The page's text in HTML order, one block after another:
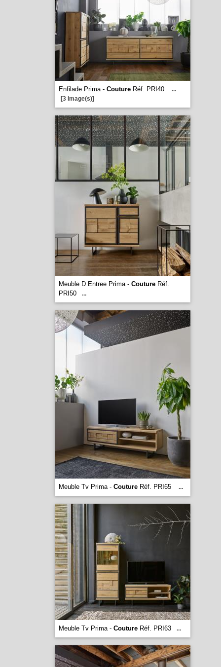
Enfilade Prima - CoutureRéf. PRI40
...
[3 image(s)]
Meuble D Entree Prima - CoutureRéf.
PRI50
...
Meuble Tv Prima - CoutureRéf. PRI65 ...
Meuble Tv Prima - CoutureRéf. PRI63 ...